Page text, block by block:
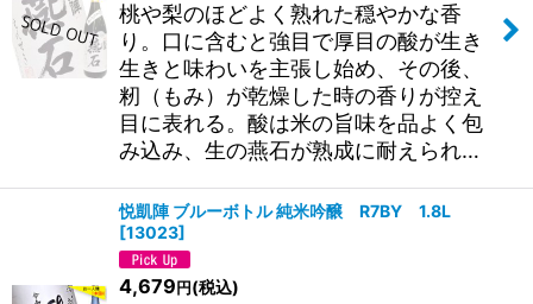
桃や梨のほどよく熟れた穏やかな香
り。口に含むと強目で厚目の酸が生き
生きと味わいを主張し始め、その後、
籾（もみ）が乾燥した時の香りが控え
目に表れる。酸は米の旨味を品よく包
み込み、生の燕石が熟成に耐えられ…
悦凱陣 ブルーボトル 純米吟醸 R7BY 1.8L
[13023]
4,679 円 (税込)